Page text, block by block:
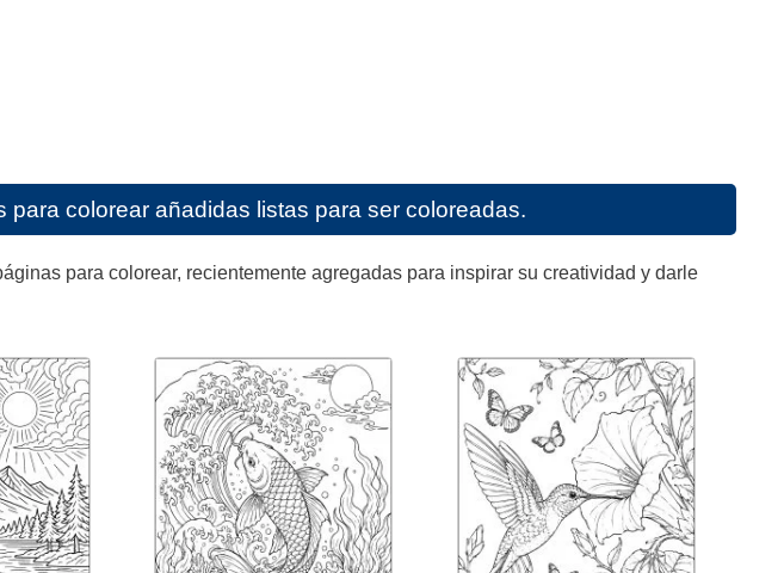
colorear añadidas listas para ser coloreadas.
para colorear, recientemente agregadas para inspirar su creatividad y darle